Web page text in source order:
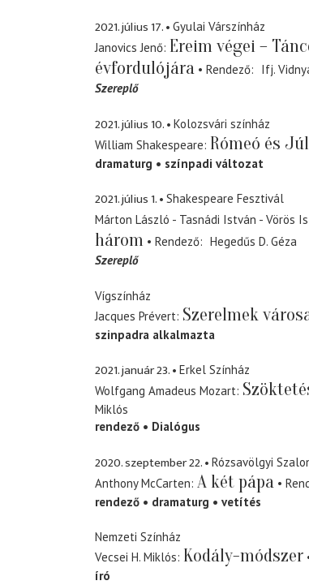
2021. július 17.
Gyulai Várszínház
Janovics Jenő Ereim végei –
évfordulójára
Rendező
Ifj.
Szereplő
2021. július 10.
Kolozsvári színház
William Shakespeare Rómeó és
dramaturg
színpadi változat
2021. július 1.
Shakespeare Fesztivál
Márton László - Tasnádi István - Vörös
három
Rendező
Hegedűs D. Géza
Szereplő
Vígszínház
Jacques Prévert Szerelmek
szinpadra alkalmazta
2021. január 23.
Erkel Színház
Wolfgang Amadeus Mozart
Miklós
rendező
Dialógus
2020. szeptember 22.
Rózsavölgyi
Anthony McCarten A két pápa
rendező
dramaturg vetítés
Nemzeti Színház
Vecsei H. Miklós Kodály-módszer
író